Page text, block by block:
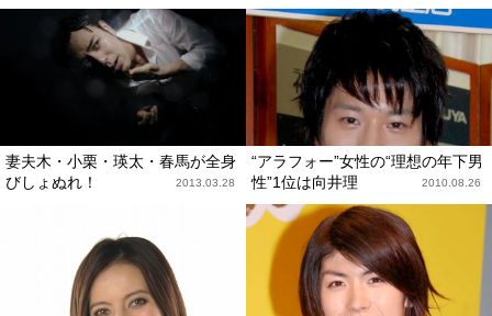
妻夫木・小栗・瑛太・春馬が全身
びしょぬれ！
2013.03.28
“アラフォー”女性の“理想の年下男
性”1位は向井理
2010.08.26